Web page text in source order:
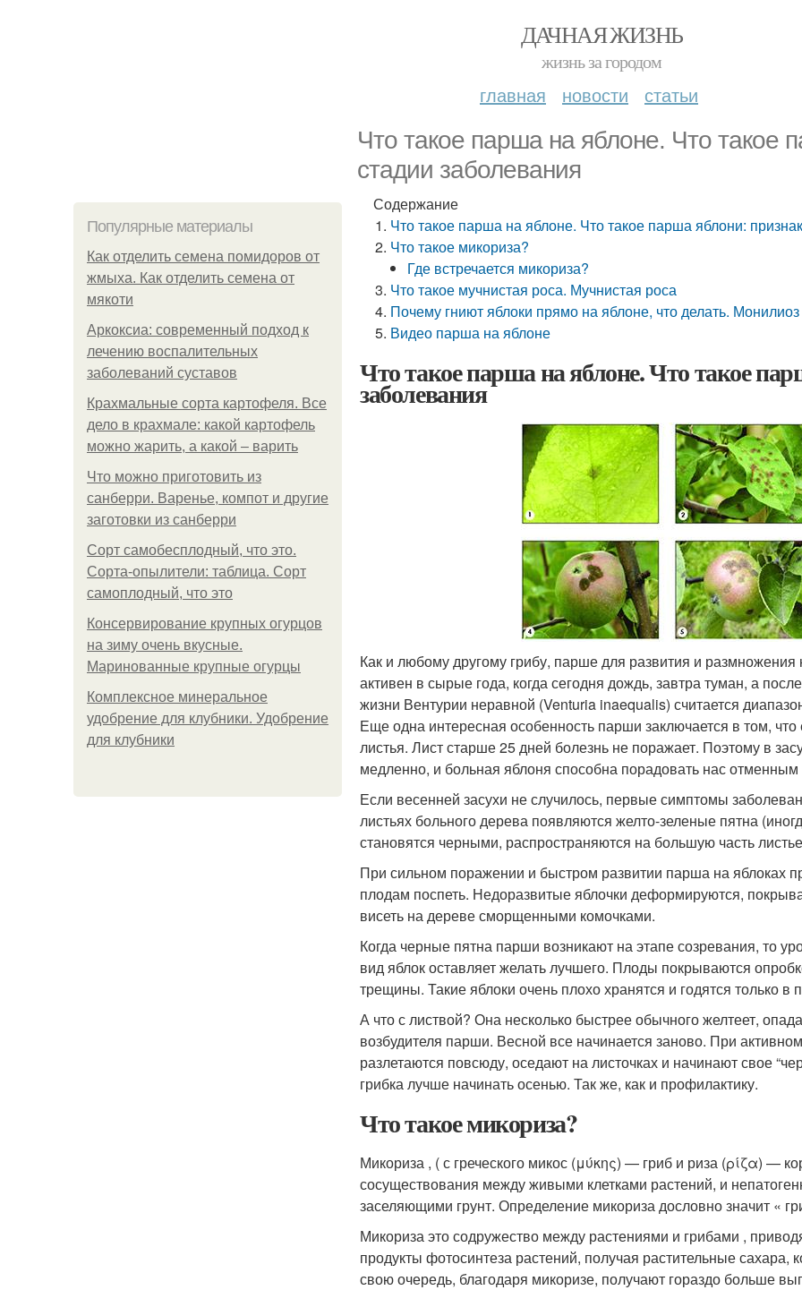
ДАЧНАЯ ЖИЗНЬ
жизнь за городом
главная новости статьи
Что такое парша на яблоне. Что такое
стадии заболевания
Популярные материалы
Как отделить семена помидоров от
жмыха. Как отделить семена от
мякоти
Аркоксиа: современный подход к
лечению воспалительных
заболеваний суставов
Крахмальные сорта картофеля. Все
дело в крахмале: какой картофель
можно жарить, а какой – варить
Что можно приготовить из
санберри. Варенье, компот и другие
заготовки из санберри
Сорт самобесплодный, что это.
Сорта-опылители: таблица. Сорт
самоплодный, что это
Консервирование крупных огурцов
на зиму очень вкусные.
Маринованные крупные огурцы
Комплексное минеральное
удобрение для клубники. Удобрение
для клубники
Содержание
Что такое парша на яблоне. Что такое парша яблони:
Что такое микориза?
Где встречается микориза?
Что такое мучнистая роса. Мучнистая роса
Почему гниют яблоки прямо на яблоне, что делать.
Видео парша на яблоне
Что такое парша на яблоне. Что такое
заболевания
Как и любому другому грибу, парше для развития и
активен в сырые года, когда сегодня дождь, завтра туман, а
жизни Вентурии неравной (Venturia inaequalis) считается
Еще одна интересная особенность парши заключается в том,
листья. Лист старше 25 дней болезнь не поражает. Поэтому в
медленно, и больная яблоня способна порадовать нас
Если весенней засухи не случилось, первые симптомы
листьях больного дерева появляются желто-зеленые пятна
становятся черными, распространяются на большую часть
При сильном поражении и быстром развитии парша на яблоках
плодам поспеть. Недоразвитые яблочки деформируются,
висеть на дереве сморщенными комочками.
Когда черные пятна парши возникают на этапе созревания, то
вид яблок оставляет желать лучшего. Плоды покрываются
трещины. Такие яблоки очень плохо хранятся и годятся только в
А что с листвой? Она несколько быстрее обычного желтеет,
возбудителя парши. Весной все начинается заново. При
разлетаются повсюду, оседают на листочках и начинают свое
грибка лучше начинать осенью. Так же, как и профилактику.
Что такое микориза?
Микориза , ( с греческого микос (μύκης) — гриб и риза (ρίζα) —
сосуществования между живыми клетками растений, и
заселяющими грунт. Определение микориза дословно значит «
Микориза это содружество между растениями и грибами ,
продукты фотосинтеза растений, получая растительные сахара,
свою очередь, благодаря микоризе, получают гораздо больше